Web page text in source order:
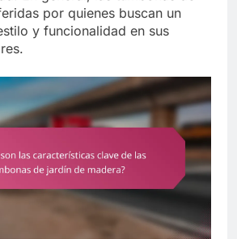
por quienes buscan un
y funcionalidad en sus